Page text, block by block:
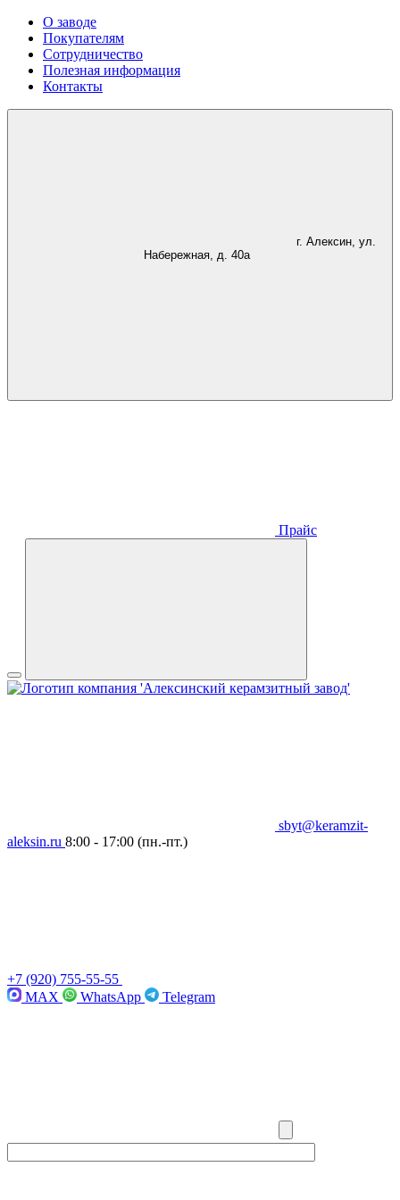
О заводе
Покупателям
Сотрудничество
Полезная информация
Контакты
г. Алексин, ул.
Набережная, д. 40а
Прайс
sbyt@keramzit-
aleksin.ru 8:00 - 17:00 (пн.-пт.)
+7 (920) 755-55-55
MAX
WhatsApp Telegram